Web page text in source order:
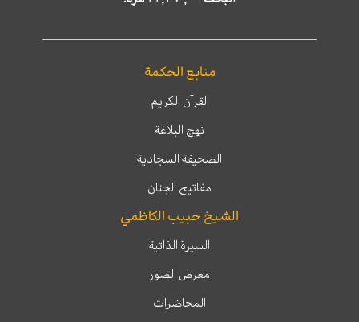
منابع الحكمة
القرآن الكريم
نهج البلاغة
الصحيفة السجادية
مفاتيح الجنان
الشيخ حبيب الكاظمي
السيرة الذاتية
معرض الصور
المحاضرات